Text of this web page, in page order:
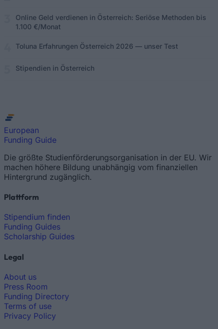
Online Geld verdienen in Österreich: Seriöse Methoden bis
1.100 €/Monat
Toluna Erfahrungen Österreich 2026 — unser Test
Stipendien in Österreich
European
Funding Guide
Die größte Studienförderungsorganisation in der EU. Wir
machen höhere Bildung unabhängig vom finanziellen
Hintergrund zugänglich.
Plattform
Stipendium finden
Funding Guides
Scholarship Guides
Legal
About us
Press Room
Funding Directory
Terms of use
Privacy Policy